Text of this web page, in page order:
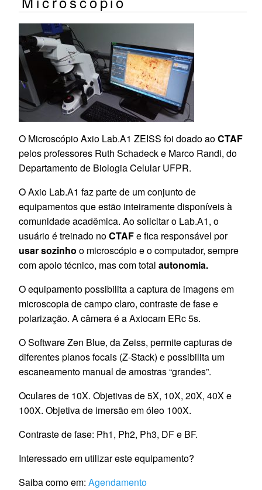
O Microscópio Axio Lab.A1 ZEISS foi doado aoCTAF
pelos professores Ruth Schadeck e Marco Randi, do
Departamento de Biologia Celular UFPR.
O Axio Lab.A1 faz parte de um conjunto de
equipamentos que estão inteiramente disponíveis à
comunidade acadêmica. Ao solicitar o Lab.A1, o
usuário é treinado noCTAFe fica responsável por
usar sozinho o microscópio e o computador, sempre
com apoio técnico, mas com totalautonomia.
O equipamento possibilita a captura de imagens em
microscopia de campo claro, contraste de fase e
polarização. A câmera é a Axiocam ERc 5s.
O Software Zen Blue, da Zeiss, permite capturas de
diferentes planos focais (Z-Stack) e possibilita um
escaneamento manual de amostras “grandes”.
Oculares de 10X. Objetivas de 5X, 10X, 20X, 40X e
100X. Objetiva de imersão em óleo 100X.
Contraste de fase: Ph1, Ph2, Ph3, DF e BF.
Interessado em utilizar este equipamento?
Saiba como em:Agendamento